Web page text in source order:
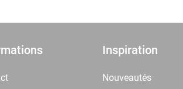
Inspiration
Nouveautés